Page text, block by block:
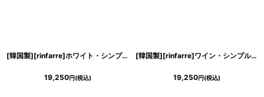
[韓国製][rinfarre]ホワイト・シンプル・無地・ サテン生地 ・タック 入り・ノー
19,250円(税込)
[韓国製][rinfarre]ワイン・シンプル・
19,250円(税込)